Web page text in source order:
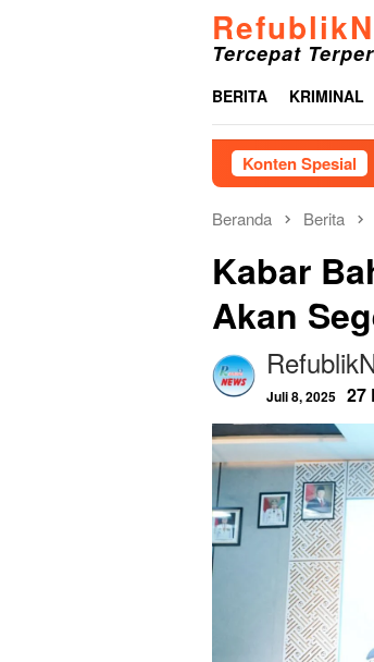
Tercepat
BERITA KRIMINAL
Konten Spesial
Beranda Berita
Kabar
Akan
Juli 8, 2025 27